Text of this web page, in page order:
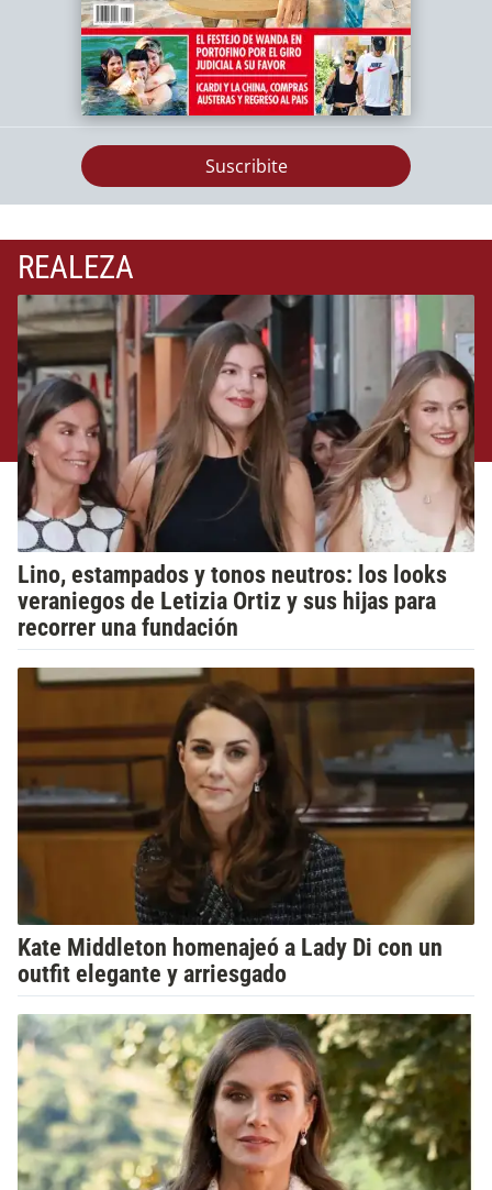
Suscribite
REALEZA
Lino, estampados y tonos neutros: los looks
veraniegos de Letizia Ortiz y sus hijas para
recorrer una fundación
Kate Middleton homenajeó a Lady Di con un
outfit elegante y arriesgado